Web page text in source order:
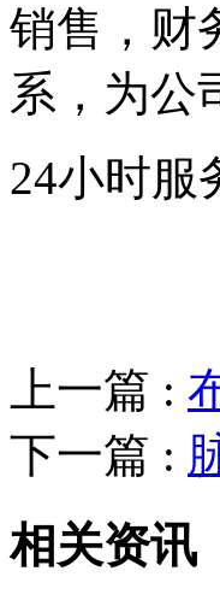
销售，财
系，为公
24小时服
上一篇 :
下一篇 :
相关资讯